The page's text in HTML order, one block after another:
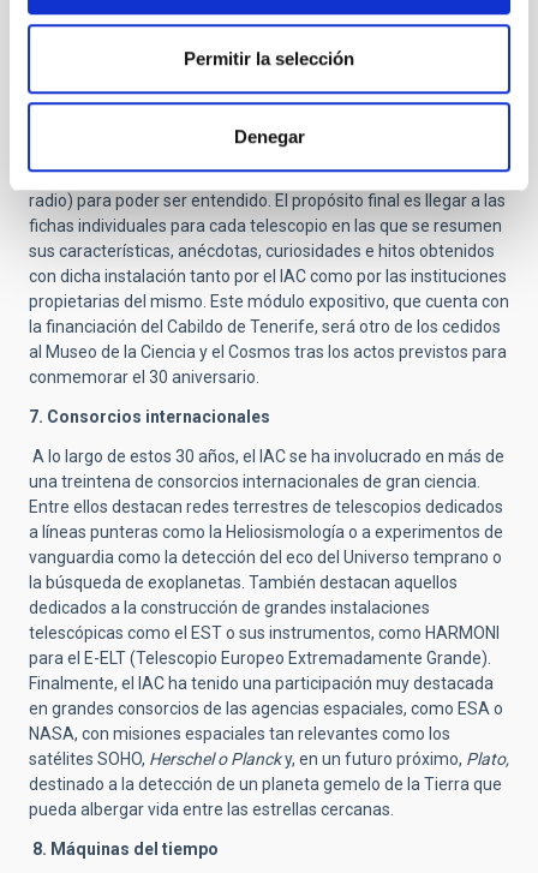
Permitir la selección
Denegar
Roque de los Muchachos. Los telescopios están inicialmente
agrupados por temática ("Telescopios Solares", "Telescopios
visitantes puedan comprobar, por ejemplo, la relevancia del
estudio del Sol, la importancia del tamaño del espejo que
recoge la luz o que el Universo debe ser observado en todas las
longitudes de onda (desde los rayos gamma hasta las ondas de
radio) para poder ser entendido. El propósito final es llegar a las
fichas individuales para cada telescopio en las que se resumen
sus características, anécdotas, curiosidades e hitos obtenidos
con dicha instalación tanto por el IAC como por las instituciones
propietarias del mismo. Este módulo expositivo, que cuenta con
la financiación del Cabildo de Tenerife, será otro de los cedidos
al Museo de la Ciencia y el Cosmos tras los actos previstos para
conmemorar el 30 aniversario.
7. Consorcios internacionales
A lo largo de estos 30 años, el IAC se ha involucrado en más de
una treintena de consorcios internacionales de gran ciencia.
Entre ellos destacan redes terrestres de telescopios dedicados
a líneas punteras como la Heliosismología o a experimentos de
vanguardia como la detección del eco del Universo temprano o
la búsqueda de exoplanetas. También destacan aquellos
dedicados a la construcción de grandes instalaciones
telescópicas como el EST o sus instrumentos, como HARMONI
para el E-ELT (Telescopio Europeo Extremadamente Grande).
Finalmente, el IAC ha tenido una participación muy destacada
en grandes consorcios de las agencias espaciales, como ESA o
NASA, con misiones espaciales tan relevantes como los
satélites SOHO, Herschel o Plancky, en un futuro próximo, Plato,
destinado a la detección de un planeta gemelo de la Tierra que
pueda albergar vida entre las estrellas cercanas.
8. Máquinas del tiempo